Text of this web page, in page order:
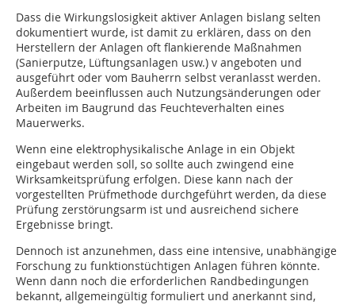
Dass die Wirkungslosigkeit aktiver Anlagen bislang selten
dokumentiert wurde, ist damit zu erklären, dass on den
Herstellern der Anlagen oft flankierende Maßnahmen
(Sanierputze, Lüftungsanlagen usw.) v angeboten und
ausgeführt oder vom Bauherrn selbst veranlasst werden.
Außerdem beeinflussen auch Nutzungsänderungen oder
Arbeiten im Baugrund das Feuchteverhalten eines
Mauerwerks.
Wenn eine elektrophysikalische Anlage in ein Objekt
eingebaut werden soll, so sollte auch zwingend eine
Wirksamkeitsprüfung erfolgen. Diese kann nach der
vorgestellten Prüfmethode durchgeführt werden, da diese
Prüfung zerstörungsarm ist und ausreichend sichere
Ergebnisse bringt.
Dennoch ist anzunehmen, dass eine intensive, unabhängige
Forschung zu funktionstüchtigen Anlagen führen könnte.
Wenn dann noch die erforderlichen Randbedingungen
bekannt, allgemeingültig formuliert und anerkannt sind,